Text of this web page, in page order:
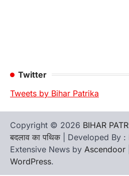
Twitter
Tweets by Bihar Patrika
Copyright © 2026 BIHAR
बदलाव का पथिक | Developed By :
Extensive News by Ascendoor
WordPress.